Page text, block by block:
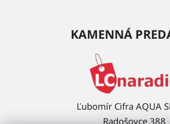
KAMENNÁ
Ľubomír Cifra AQUA
Radošovce 388